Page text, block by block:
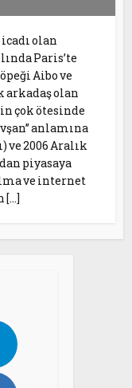
olan
Paris’te
Aibo ve
olan
çok ötesinde
anlamına
ve 2006 Aralık
piyasaya
ve internet
[…]